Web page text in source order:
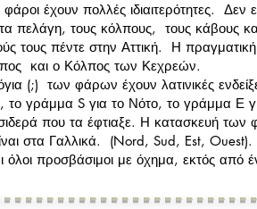
έχουν πολλές ιδιαιτερότητες. Δεν
πελάγη, τους κόλπους, τους κάβους
τους πέντε στην Αττική. Η
και ο Κόλπος των Κεχρεών.
(;) των φάρων έχουν λατινικές
γράμμα S για το Νότο, το γράμμα Ε
που τα έφτιαξε. Η κατασκευή
στα Γαλλικά. (Nord, Sud, Est, Ouest).
όλοι προσβάσιμοι με όχημα, εκτός από